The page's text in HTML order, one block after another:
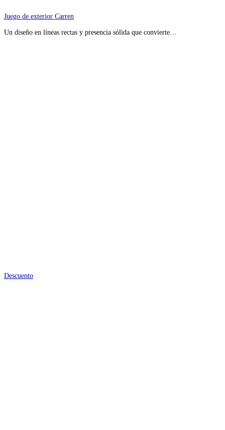
Juego de exterior Carren
Un diseño en líneas rectas y presencia sólida que convierte…
Descuento